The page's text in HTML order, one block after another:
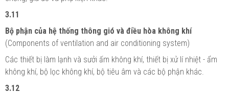
3.11
Bộ phận của hệ thống thông gió và điều hòa không khí
(Components of ventilation and air conditioning system)
Các thiết bị làm lạnh và sưởi ấm không khí, thiết bị xử lí nhiệt - ẩm
không khí, bộ lọc không khí, bộ tiêu âm và các bộ phận khác.
3.12